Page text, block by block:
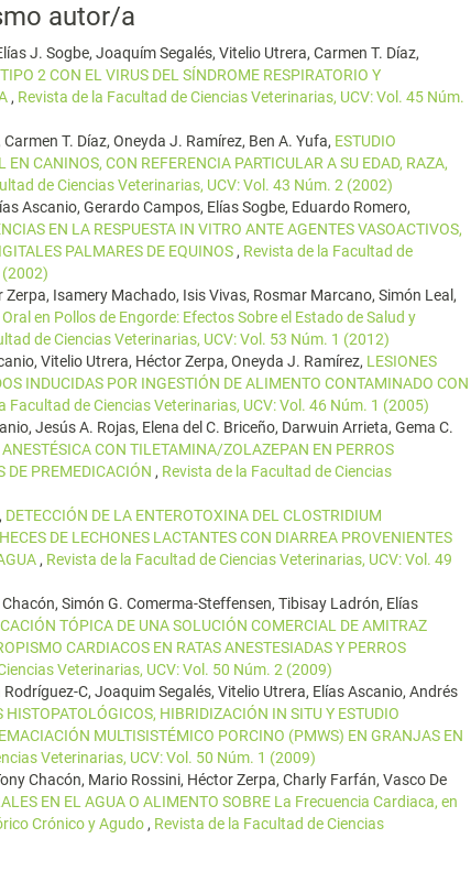
autor/a
J. Sogbe, Joaquím Segalés, Vitelio Utrera, Carmen T. Díaz,
2 CON EL VIRUS DEL SÍNDROME RESPIRATORIO Y
, Revista de la Facultad de Ciencias Veterinarias, UCV: Vol. 45 Núm.
T. Díaz, Oneyda J. Ramírez, Ben A. Yufa, ESTUDIO
CANINOS, CON REFERENCIA PARTICULAR A SU EDAD, RAZA,
de Ciencias Veterinarias, UCV: Vol. 43 Núm. 2 (2002)
Ascanio, Gerardo Campos, Elías Sogbe, Eduardo Romero,
EN LA RESPUESTA IN VITRO ANTE AGENTES VASOACTIVOS,
PALMARES DE EQUINOS , Revista de la Facultad de
(2002)
Isamery Machado, Isis Vivas, Rosmar Marcano, Simón Leal,
en Pollos de Engorde: Efectos Sobre el Estado de Salud y
de Ciencias Veterinarias, UCV: Vol. 53 Núm. 1 (2012)
Vitelio Utrera, Héctor Zerpa, Oneyda J. Ramírez, LESIONES
INDUCIDAS POR INGESTIÓN DE ALIMENTO CONTAMINADO CON
Facultad de Ciencias Veterinarias, UCV: Vol. 46 Núm. 1 (2005)
Jesús A. Rojas, Elena del C. Briceño, Darwuin Arrieta, Gema C.
CON TILETAMINA/ZOLAZEPAN EN PERROS
DE PREMEDICACIÓN , Revista de la Facultad de Ciencias
DETECCIÓN DE LA ENTEROTOXINA DEL CLOSTRIDIUM
DE LECHONES LACTANTES CON DIARREA PROVENIENTES
, Revista de la Facultad de Ciencias Veterinarias, UCV: Vol. 49
Simón G. Comerma-Steffensen, Tibisay Ladrón, Elías
TÓPICA DE UNA SOLUCIÓN COMERCIAL DE AMITRAZ
CARDIACOS EN RATAS ANESTESIADAS Y PERROS
Veterinarias, UCV: Vol. 50 Núm. 2 (2009)
C, Joaquim Segalés, Vitelio Utrera, Elías Ascanio, Andrés
HISTOPATOLÓGICOS, HIBRIDIZACIÓN IN SITU Y ESTUDIO
MULTISISTÉMICO PORCINO (PMWS) EN GRANJAS EN
Veterinarias, UCV: Vol. 50 Núm. 1 (2009)
Chacón, Mario Rossini, Héctor Zerpa, Charly Farfán, Vasco De
EN EL AGUA O ALIMENTO SOBRE La Frecuencia Cardiaca, en
Crónico y Agudo , Revista de la Facultad de Ciencias